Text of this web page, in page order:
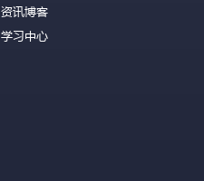
资讯博客
学习中心